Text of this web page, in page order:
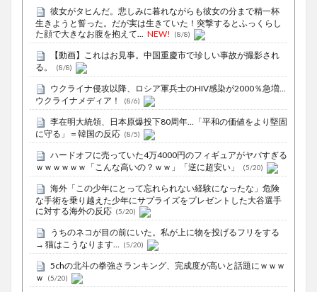
彼女がタヒんだ。悲しみに暮れながらも彼女の分まで精一杯
生きようと誓った。だが実は生きていた！突撃するとふっくらし
た顔で大きなお腹を抱えて... NEW! (8/8)
【動画】これはお見事。中国重慶市で珍しい事故が撮影され
る。
(8/8)
ウクライナ侵攻以降、ロシア軍兵士のHIV感染が2000％急増…
ウクライナメディア！
(8/6)
李在明大統領、日本原爆投下80周年…「平和の価値をより堅固
に守る」＝韓国の反応 (8/5)
ハードオフに売っていた4万4000円のフィギュアがヤバすぎる
ｗｗｗｗｗｗ「こんな高いの？ｗｗ」「逆に超安い」
(5/20)
海外「この少年にとって忘れられない経験になったな」危険
な手術を乗り越えた少年にサプライズをプレゼントした大谷選手
に対する海外の反応 (5/20)
うちのネコが目の前にいた。私が上に物を投げるフリをする
→ 猫はこうなります…
(5/20)
5chの北斗の拳強さランキング、完成度が高いと話題にｗｗｗ
ｗ
(5/20)